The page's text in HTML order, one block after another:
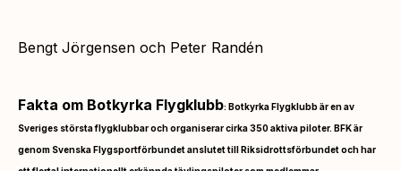
Bengt Jörgensen och Peter Randén
Fakta om Botkyrka Flygklubb: Botkyrka Flygklubb är en av
Sveriges största flygklubbar och organiserar cirka 350 aktiva piloter. BFK är
genom Svenska Flygsportförbundet anslutet till Riksidrottsförbundet och har